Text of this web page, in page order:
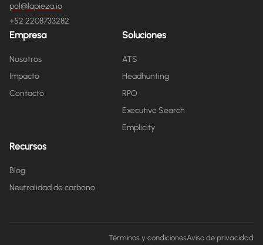
pol@lapieza.io
+52 2208733282
Empresa
Nosotros
Impacto
Contacto
Soluciones
ATS
Headhunting
RPO
Executive Search
Emplicity
Recursos
Blog
Neutralidad de carbono
Términos y condicionesAviso de privacidad